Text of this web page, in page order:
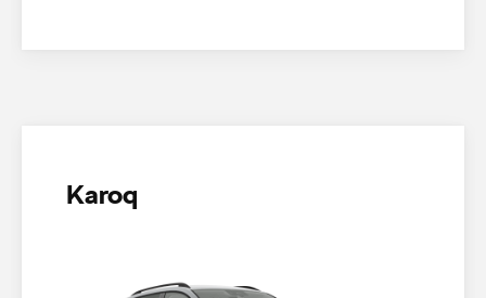
Karoq